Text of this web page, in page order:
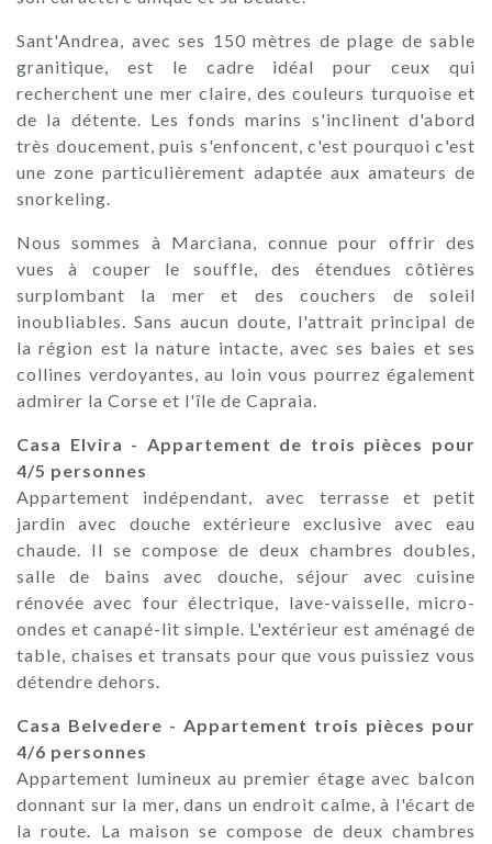
Sant'Andrea, avec ses 150 mètres de plage de sable
granitique, est le cadre idéal pour ceux qui
recherchent une mer claire, des couleurs turquoise et
de la détente. Les fonds marins s'inclinent d'abord
très doucement, puis s'enfoncent, c'est pourquoi c'est
une zone particulièrement adaptée aux amateurs de
snorkeling.
Nous sommes à Marciana, connue pour offrir des
vues à couper le souffle, des étendues côtières
surplombant la mer et des couchers de soleil
inoubliables. Sans aucun doute, l'attrait principal de
la région est la nature intacte, avec ses baies et ses
collines verdoyantes, au loin vous pourrez également
admirer la Corse et l'île de Capraia.
Casa Elvira - Appartement de trois pièces pour
4/5 personnes
Appartement indépendant, avec terrasse et petit
jardin avec douche extérieure exclusive avec eau
chaude. Il se compose de deux chambres doubles,
salle de bains avec douche, séjour avec cuisine
rénovée avec four électrique, lave-vaisselle, micro-
ondes et canapé-lit simple. L'extérieur est aménagé de
table, chaises et transats pour que vous puissiez vous
détendre dehors.
Casa Belvedere - Appartement trois pièces pour
4/6 personnes
Appartement lumineux au premier étage avec balcon
donnant sur la mer, dans un endroit calme, à l'écart de
la route. La maison se compose de deux chambres